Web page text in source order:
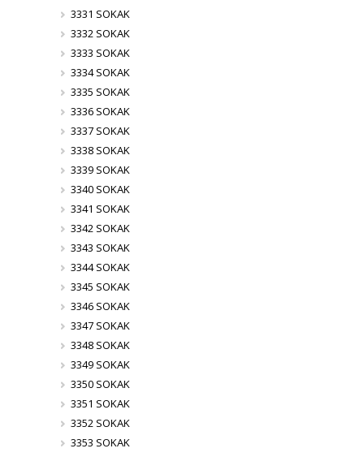
3331 SOKAK
3332 SOKAK
3333 SOKAK
3334 SOKAK
3335 SOKAK
3336 SOKAK
3337 SOKAK
3338 SOKAK
3339 SOKAK
3340 SOKAK
3341 SOKAK
3342 SOKAK
3343 SOKAK
3344 SOKAK
3345 SOKAK
3346 SOKAK
3347 SOKAK
3348 SOKAK
3349 SOKAK
3350 SOKAK
3351 SOKAK
3352 SOKAK
3353 SOKAK